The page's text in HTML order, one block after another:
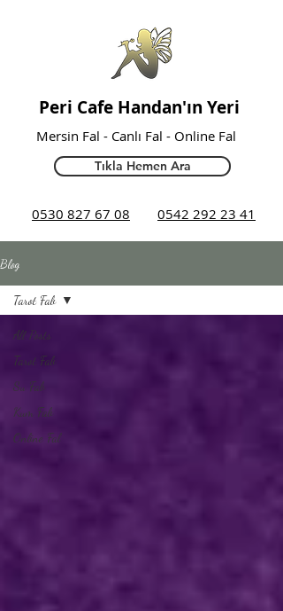
Peri Cafe Handan'ın Yeri
Mersin Fal - Canlı Fal - Online Fal
Tıkla Hemen Ara
0542 292 23 41
0530 827 67 08
Blog
All Posts
Tarot Falı
Su Falı
Kum Falı
Online Fal
Tarot Falı